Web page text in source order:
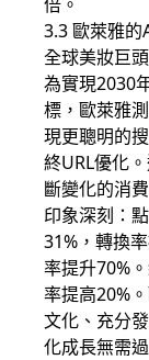
3.3 歐萊雅的
全球美妝巨
為實現2030
標，歐萊雅
現更聰明的
終URL優化
斷變化的消
印象深刻：
31%，轉換
率提升70%
率提高20%
文化、充分
化成長無需